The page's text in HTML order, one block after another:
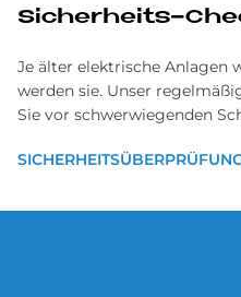
Sicherheits-
Je älter elektrische Anlagen
werden sie. Unser
Sie vor schwerwiegenden